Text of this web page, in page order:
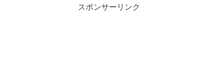
スポンサーリンク